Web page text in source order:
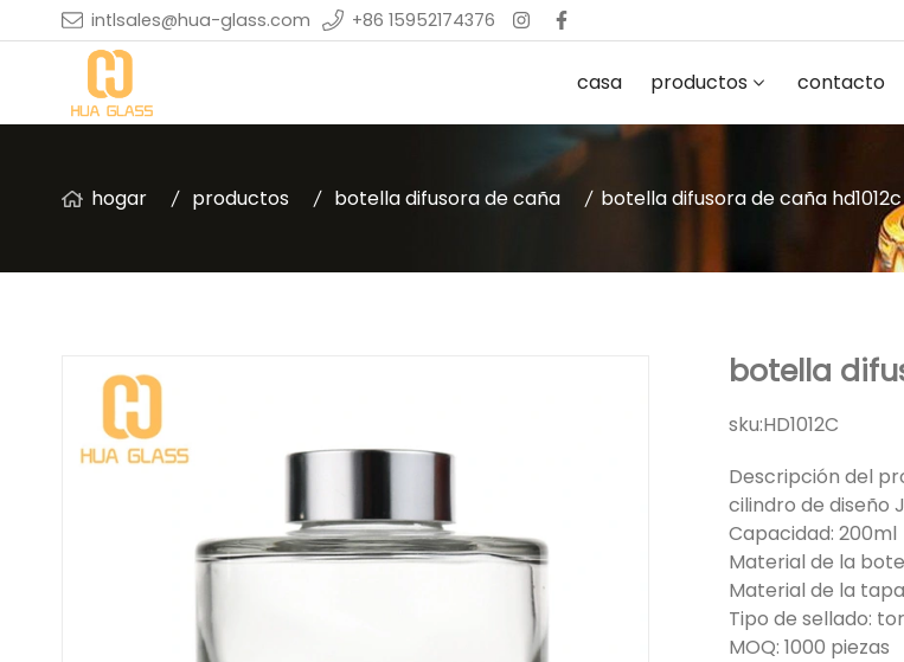
intlsales@hua-glass.com +86 15952174376
casa productos contacto
hogar productos botella difusora de caña botella difusora de caña
botella
sku:HD1012C
Descripción del
cilindro de diseño
Capacidad: 200ml
Material de la
Material de la
Tipo de sellado:
MOQ: 1000 piezas